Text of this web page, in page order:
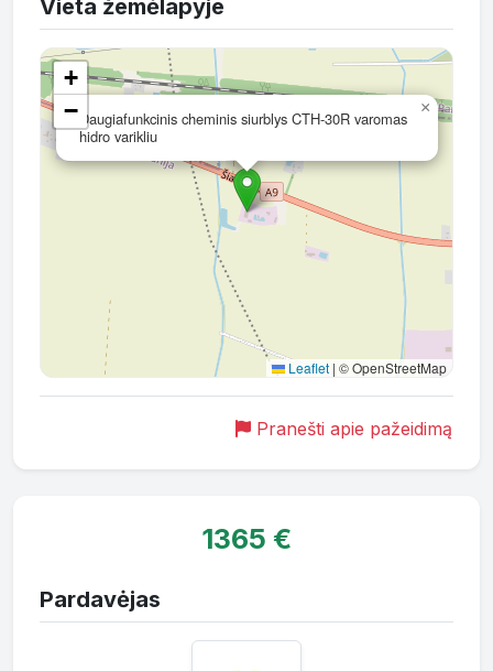
Vieta žemėlapyje
Daugiafunkcinis cheminis siurblys CTH-30R varomas
hidro varikliu
×
+
−
Leaflet | © OpenStreetMap
Pranešti apie pažeidimą
1365 €
Pardavėjas